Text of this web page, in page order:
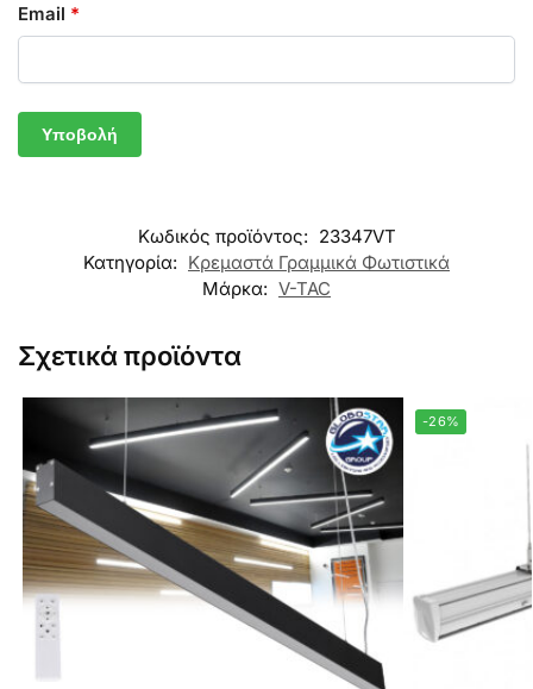
Email *
Κωδικός προϊόντος: 23347VT
Κατηγορία: Κρεμαστά Γραμμικά Φωτιστικά
Μάρκα: V-TAC
Σχετικά προϊόντα
-26%